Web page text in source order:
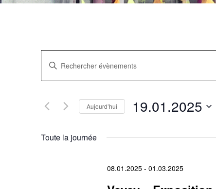
Recherche
et
navigation
vues
Évènements
Saisir
mot-
Rechercher
mot-
Aujourd’hui 19.01.2025
date.
Toute la journée
08.01.2025- 01.03.2025